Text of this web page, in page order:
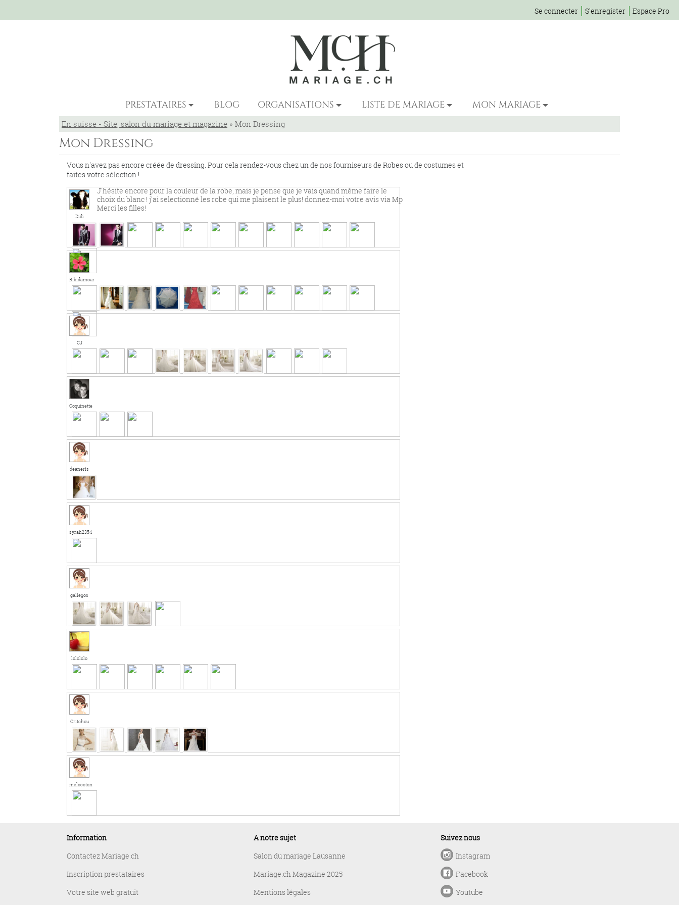
Se connecter S'enregister Espace Pro
PRESTATAIRES BLOG ORGANISATIONS LISTE DE MARIAGE MON MARIAGE
En suisse - Site, salon du mariage et magazine » Mon Dressing
Mon Dressing
Vous n'avez pas encore créée de dressing. Pour cela rendez-vous chez un de nos fourniseurs de Robes ou de costumes et
faites votre sélection !
Didi
J'hésite encore pour la couleur de la robe, mais je pense que je vais quand même faire le
choix du blanc ! j'ai selectionné les robe qui me plaisent le plus! donnez-moi votre avis via Mp
Merci les filles!
Bibidamour
CJ
Coquinette
deaneris
syrah2354
gallegos
lolololo
Critchou
melocoton
Information
Contactez Mariage.ch
Inscription prestataires
Votre site web gratuit
A notre sujet
Salon du mariage Lausanne
Mariage.ch Magazine 2025
Mentions légales
Suivez nous
Instagram
Facebook
Youtube